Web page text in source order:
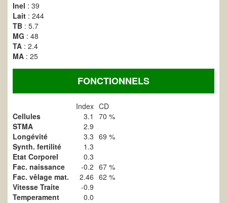
Inel : 39
Lait : 244
TB : 5.7
MG : 48
TA : 2.4
MA : 25
FONCTIONNELS
Index CD
Cellules
3.1
70 %
STMA
2.9
Longévité
3.3 69 %
Synth. fertilité
1.3
Etat Corporel
0.3
Fac. naissance
-0.2 67 %
Fac. vêlage mat.
2.46 62 %
Vitesse Traite
-0.9
Temperament
0.0